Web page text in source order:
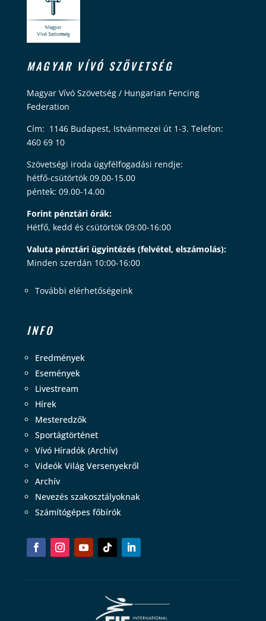
MAGYAR VÍVÓ SZÖVETSÉG
Magyar Vívó Szövetség / Hungarian Fencing
Federation
Cím: 1146 Budapest, Istvánmezei út 1-3. Telefon:
460 69 10
Szövetségi iroda ügyfélfogadási rendje:
hétfő-csütörtök 09.00-15.00
péntek: 09.00-14.00
Forint pénztári órák:
Hétfő, kedd és csütörtök 09:00-16:00
Valuta pénztári ügyintézés (felvétel, elszámolás):
Minden szerdán 10:00-16:00
További elérhetőségeink
INFO
Eredmények
Események
Livestream
Hírek
Mesteredzők
Sportágtörténet
Vívó Híradók (Archív)
Videók Világ Versenyekről
Archív
Nevezés szakosztályoknak
Számítógépes főbírók